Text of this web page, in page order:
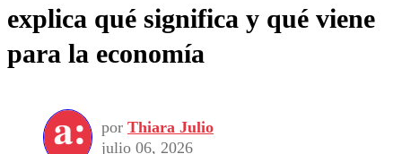
explica qué significa y qué viene
para la economía
por Thiara Julio
julio 06, 2026